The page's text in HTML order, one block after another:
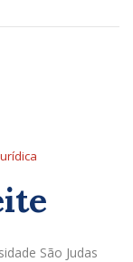
São Judas